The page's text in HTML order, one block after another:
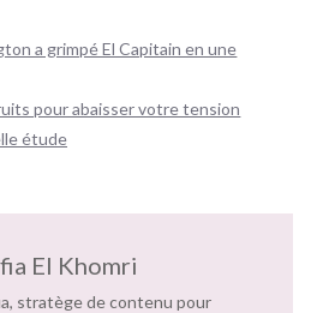
a grimpé El Capitain en une
pour abaisser votre tension
étude
El Khomri
stratège de contenu pour